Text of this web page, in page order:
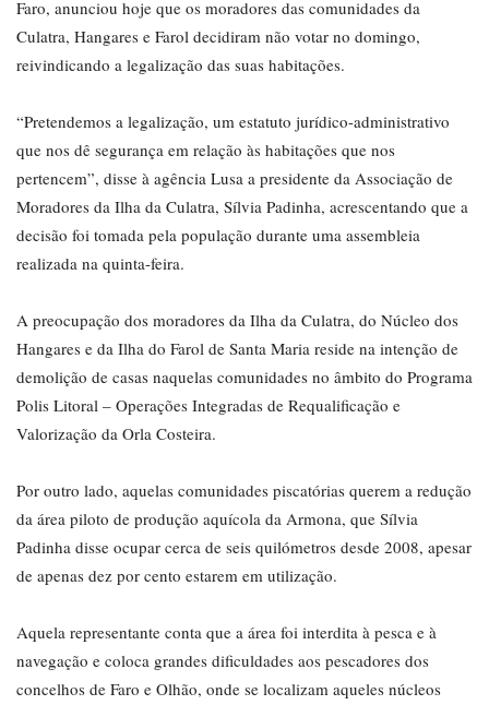
Faro, anunciou hoje que os moradores das comunidades da
Culatra, Hangares e Farol decidiram não votar no domingo,
reivindicando a legalização das suas habitações.
“Pretendemos a legalização, um estatuto jurídico-administrativo
que nos dê segurança em relação às habitações que nos
pertencem”, disse à agência Lusa a presidente da Associação de
Moradores da Ilha da Culatra, Sílvia Padinha, acrescentando que a
decisão foi tomada pela população durante uma assembleia
realizada na quinta-feira.
A preocupação dos moradores da Ilha da Culatra, do Núcleo dos
Hangares e da Ilha do Farol de Santa Maria reside na intenção de
demolição de casas naquelas comunidades no âmbito do Programa
Polis Litoral – Operações Integradas de Requalificação e
Valorização da Orla Costeira.
Por outro lado, aquelas comunidades piscatórias querem a redução
da área piloto de produção aquícola da Armona, que Sílvia
Padinha disse ocupar cerca de seis quilómetros desde 2008, apesar
de apenas dez por cento estarem em utilização.
Aquela representante conta que a área foi interdita à pesca e à
navegação e coloca grandes dificuldades aos pescadores dos
concelhos de Faro e Olhão, onde se localizam aqueles núcleos